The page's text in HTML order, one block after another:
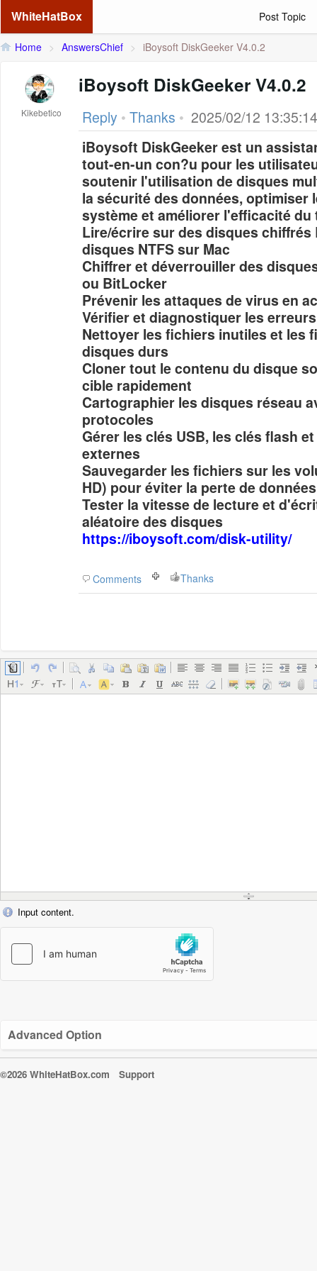
WhiteHatBox Post Topic
Home > AnswersChief > iBoysoft DiskGeeker V4.0.2
Kikebetico
iBoysoft DiskGeeker V4.0.2
Reply • Thanks • 2025/02/12 13:35:14
iBoysoft DiskGeeker est un
tout-en-un con?u pour les
soutenir l'utilisation de disques
la sécurité des données, optimiser
système et améliorer l'efficacité du
Lire/écrire sur des disques
disques NTFS sur Mac
Chiffrer et déverrouiller des
ou BitLocker
Prévenir les attaques de virus en
Vérifier et diagnostiquer les
Nettoyer les fichiers inutiles et les
disques durs
Cloner tout le contenu du disque
cible rapidement
Cartographier les disques réseau
protocoles
Gérer les clés USB, les clés flash
externes
Sauvegarder les fichiers sur les
HD) pour éviter la perte de données
Tester la vitesse de lecture et
aléatoire des disques
https://iboysoft.com/disk-utility/
Comments Thanks
Input content.
Advanced Option
©2026 WhiteHatBox.com Support